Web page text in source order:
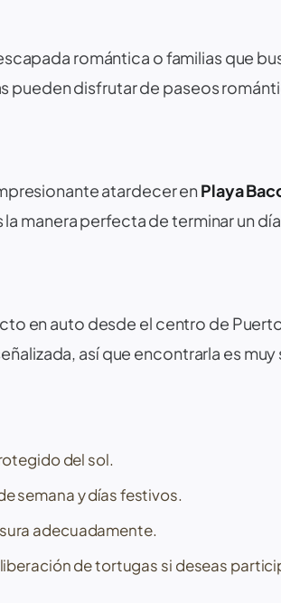
romántica o familias que
pueden disfrutar de paseos
atardecer enPlaya
manera perfecta de terminar un
en auto desde el centro de
así que encontrarla es muy
del sol.
semana y días festivos.
adecuadamente.
de tortugas si deseas